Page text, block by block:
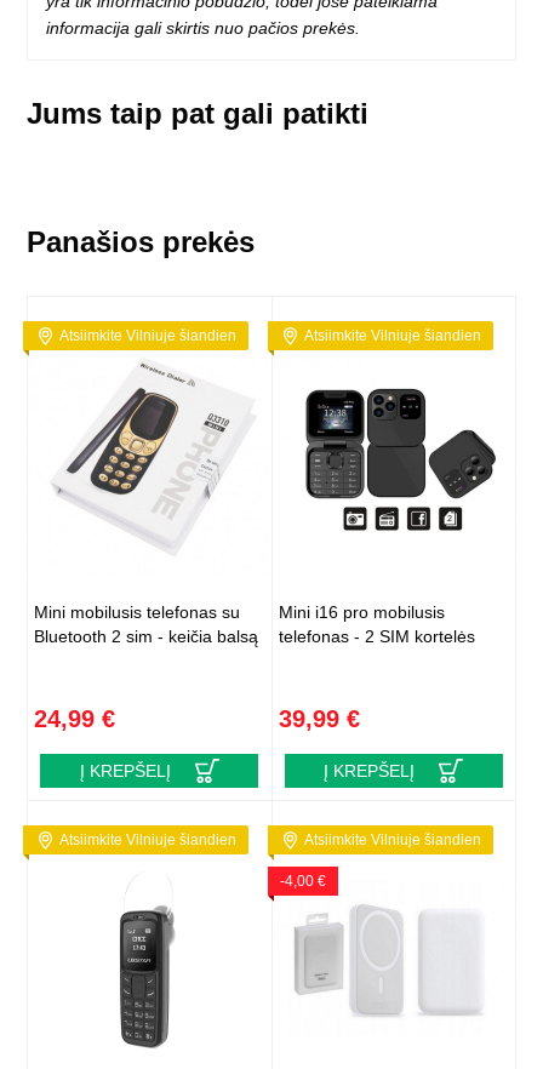
informacija gali skirtis nuo pačios prekės.
Jums taip pat gali patikti
Panašios prekės
Atsiimkite Vilniuje šiandien
Mini mobilusis telefonas su
Bluetooth 2 sim - keičia balsą
24,99 €
Į KREPŠELĮ
Atsiimkite Vilniuje šiandien
Mini i16 pro mobilusis
telefonas - 2 SIM kortelės
39,99 €
Į KREPŠELĮ
Atsiimkite Vilniuje šiandien Atsiimkite Vilniuje šiandien
-4,00 €